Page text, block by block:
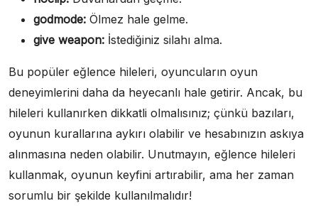
godmode: Ölmez hale gelme.
give weapon: İstediğiniz silahı alma.
Bu popüler eğlence hileleri, oyuncuların oyun
deneyimlerini daha da heyecanlı hale getirir. Ancak, bu
hileleri kullanırken dikkatli olmalısınız; çünkü bazıları,
oyunun kurallarına aykırı olabilir ve hesabınızın askıya
alınmasına neden olabilir. Unutmayın, eğlence hileleri
kullanmak, oyunun keyfini artırabilir, ama her zaman
sorumlu bir şekilde kullanılmalıdır!